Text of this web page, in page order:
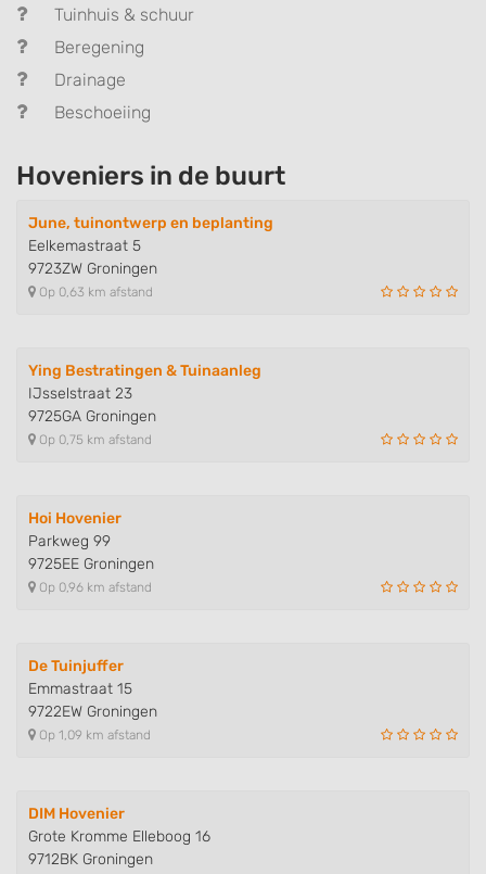
Tuinhuis & schuur
Beregening
Drainage
Beschoeiing
Hoveniers in de buurt
June, tuinontwerp en beplanting
Eelkemastraat 5
9723ZW Groningen
Op 0,63 km afstand
Ying Bestratingen & Tuinaanleg
IJsselstraat 23
9725GA Groningen
Op 0,75 km afstand
Hoi Hovenier
Parkweg 99
9725EE Groningen
Op 0,96 km afstand
De Tuinjuffer
Emmastraat 15
9722EW Groningen
Op 1,09 km afstand
DIM Hovenier
Grote Kromme Elleboog 16
9712BK Groningen